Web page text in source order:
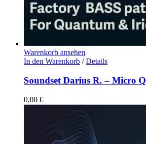
Warenkorb ansehen
In den Warenkorb / Details
Soundset Darius R. – Micro Q
0,00 €